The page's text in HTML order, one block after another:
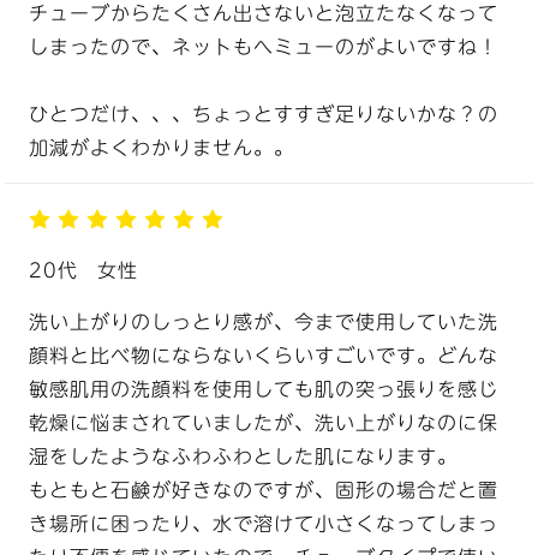
チューブからたくさん出さないと泡立たなくなって
しまったので、ネットもへミューのがよいですね！
ひとつだけ、、、ちょっとすすぎ足りないかな？の
加減がよくわかりません。。
20代 女性
洗い上がりのしっとり感が、今まで使用していた洗
顔料と比べ物にならないくらいすごいです。どんな
敏感肌用の洗顔料を使用しても肌の突っ張りを感じ
乾燥に悩まされていましたが、洗い上がりなのに保
湿をしたようなふわふわとした肌になります。
もともと石鹸が好きなのですが、固形の場合だと置
き場所に困ったり、水で溶けて小さくなってしまっ